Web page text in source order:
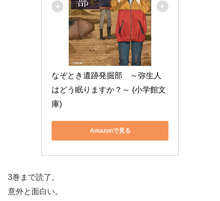
なぞとき遺跡発掘部　～弥生人
はどう眠りますか？～ (小学館文
庫)
Amazonで見る
3巻まで読了。
意外と面白い。